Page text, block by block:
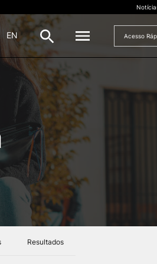
DOCENTES
Formulários
Artes Visuais
Recursos
Pesquisa Docentes
EN Acesso
Resultados